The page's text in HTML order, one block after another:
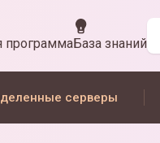
программаБаза знаний
серверы